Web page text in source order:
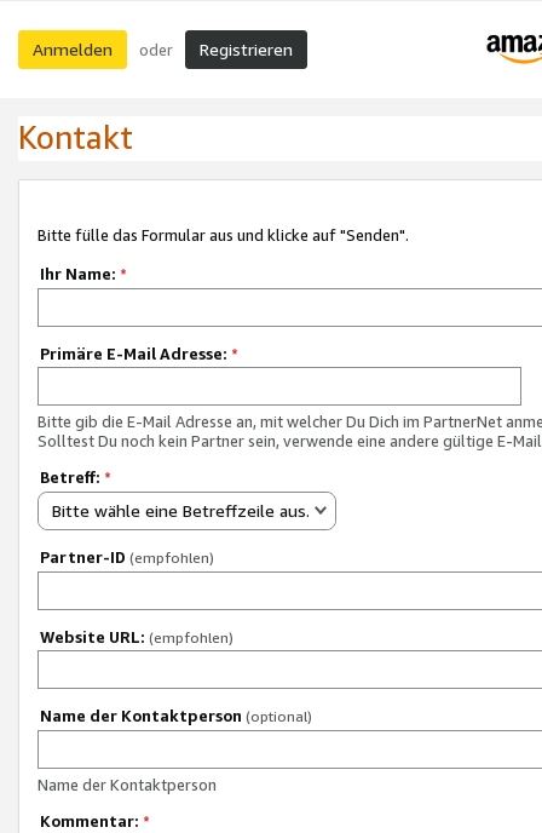
Anmelden oder Registrieren
Kontakt
Bitte fülle das Formular aus und klicke auf "Senden".
Ihr Name: *
Primäre E-Mail Adresse: *
Bitte gib die E-Mail Adresse an, mit welcher Du Dich im PartnerNet
Solltest Du noch kein Partner sein, verwende eine andere gültige E-
Betreff: *
Bitte wähle eine Betreffzeile aus.
Partner-ID (empfohlen)
Website URL: (empfohlen)
Name der Kontaktperson (optional)
Name der Kontaktperson
Kommentar: *